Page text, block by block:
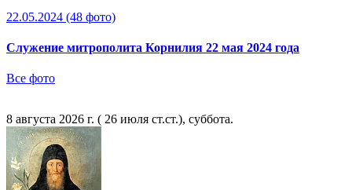
22.05.2024 (48 фото)
Служение митрополита Корнилия 22 мая 2024 года
Все фото
8 августа 2026 г. ( 26 июля ст.ст.), суббота.